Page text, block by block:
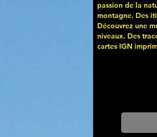
passion de la
montagne. Des
Découvrez une
niveaux. Des
cartes IGN